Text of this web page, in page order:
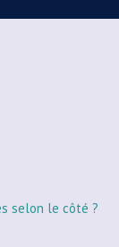
selon le côté ?